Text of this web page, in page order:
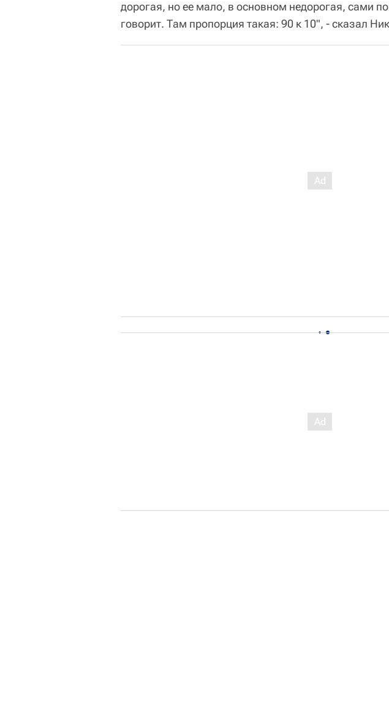
дорогая, но ее мало, в основном недорогая, сами
говорит. Там пропорция такая: 90 к 10", - сказал